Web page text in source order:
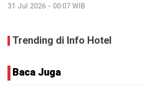
31 Jul 2026 - 00:07 WIB
Trending di Info Hotel
Baca Juga